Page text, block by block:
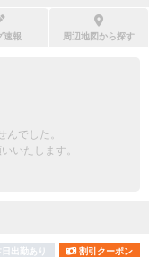
ター割引あり
歓迎
あり
速報 周辺地図から探す
でした。
いたします。
日出勤あり 割引クーポン